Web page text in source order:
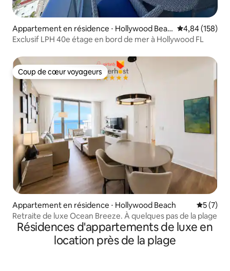
Appartement en résidence ⋅ Hollywood Beac
h
Évaluation
4,84 (158)
Exclusif LPH 40e étage en bord de mer à Hollywood FL
Coup de cœur voyageurs
Coup de cœur voyageurs
Appartement en résidence ⋅ Hollywood Beach
5 (7)
Retraite de luxe Ocean Breeze. À quelques pas de la plage
Résidences d'appartements de luxe en
location près de la plage